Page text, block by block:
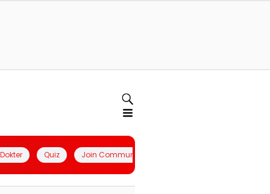
Quiz Join Community